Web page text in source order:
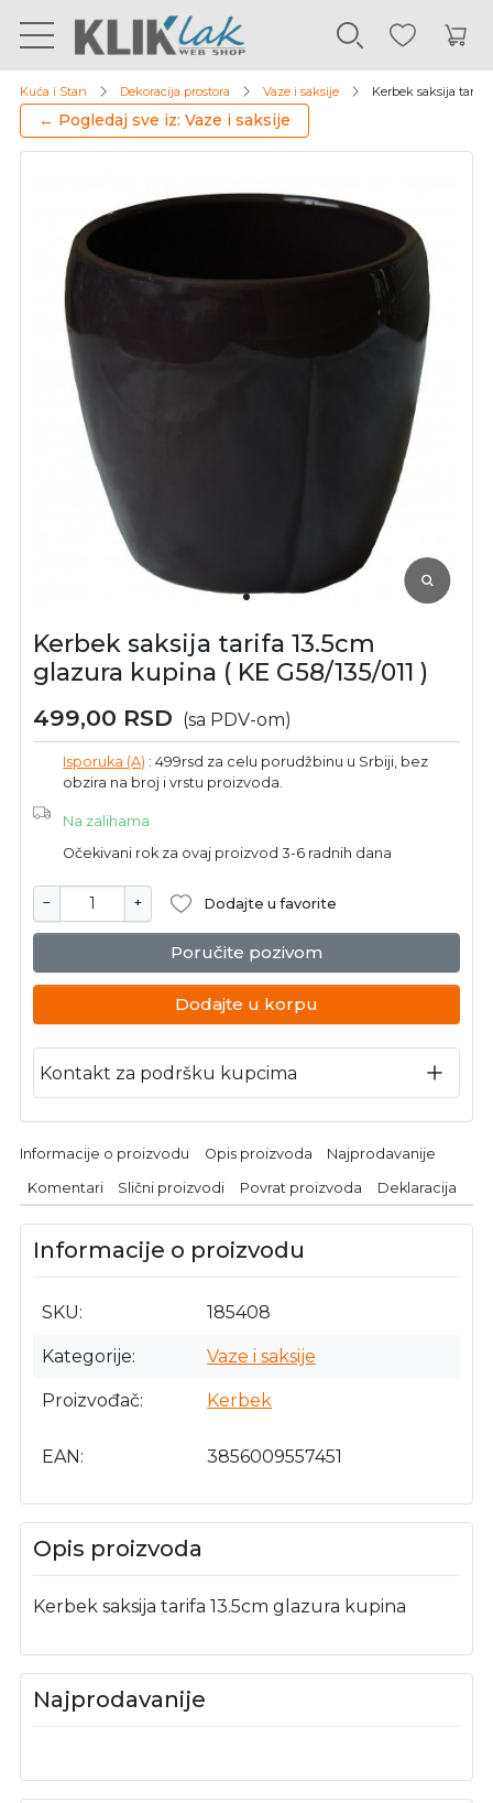
Kuća i Stan Dekoracija prostora Vaze i saksije Kerbek saksija tarifa
← Pogledaj sve iz: Vaze i saksije
Kerbek saksija tarifa 13.5cm
glazura kupina ( KE G58/135/011 )
499,00 RSD (sa PDV-om)
Isporuka (A) : 499rsd za celu porudžbinu u Srbiji, bez
obzira na broj i vrstu proizvoda.
Na zalihama
Očekivani rok za ovaj proizvod 3-6 radnih dana
− + Dodajte u favorite
Poručite pozivom
Dodajte u korpu
Kontakt za podršku kupcima
Informacije o proizvodu Opis proizvoda Najprodavanije
Komentari Slični proizvodi Povrat proizvoda Deklaracija
Informacije o proizvodu
SKU 185408
Kategorije Vaze i saksije
Proizvođač Kerbek
EAN 3856009557451
Opis proizvoda
Kerbek saksija tarifa 13.5cm glazura kupina
Najprodavanije